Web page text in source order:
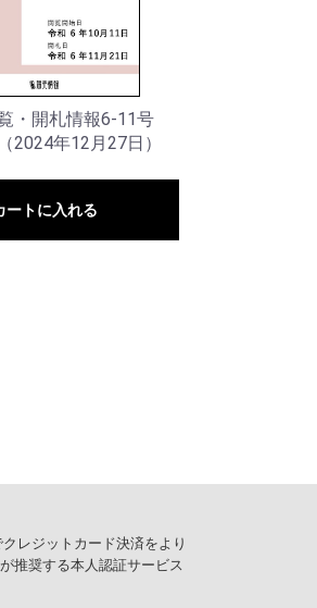
・開札情報6-11号
2024年12月27日）
ートに入れる
レジットカード決済をより
推奨する本人認証サービス